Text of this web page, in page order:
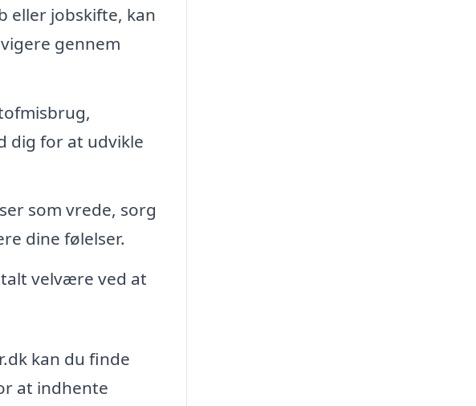
eller jobskifte, kan
gennem
dig for at udvikle
som vrede, sorg
dine følelser.
velvære ved at
kan du finde
at indhente